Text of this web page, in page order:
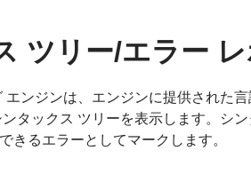
ツリー/エラー
エンジンは、エンジンに提供された
タックス ツリーを表示します。シ
きるエラーとしてマークします。